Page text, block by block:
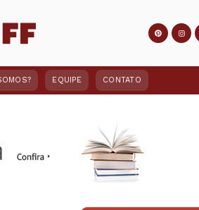
EQUIPE CONTATO